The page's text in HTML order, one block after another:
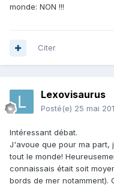
monde: NON !!!
Citer
Lexovisaurus
Posté(e) 25 mai
Intéressant débat.
J'avoue que pour ma part,
tout le monde!
connaissais était soit
bords de mer